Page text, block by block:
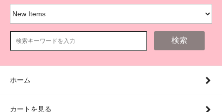
検索
ホーム
カートを見る